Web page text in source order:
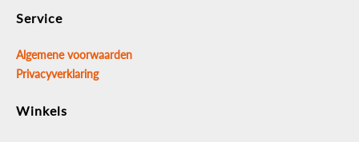
Service
Algemene voorwaarden
Privacyverklaring
Winkels